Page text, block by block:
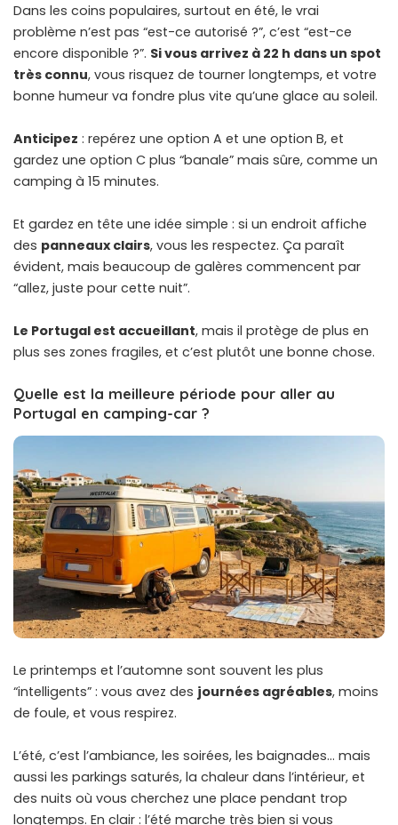
Dans les coins populaires, surtout en été, le vrai
problème n’est pas “est-ce autorisé ?”, c’est “est-ce
encore disponible ?”. Si vous arrivez à 22 h dans un spot
très connu, vous risquez de tourner longtemps, et votre
bonne humeur va fondre plus vite qu’une glace au soleil.
Anticipez : repérez une option A et une option B, et
gardez une option C plus “banale” mais sûre, comme un
camping à 15 minutes.
Et gardez en tête une idée simple : si un endroit affiche
des panneaux clairs, vous les respectez. Ça paraît
évident, mais beaucoup de galères commencent par
“allez, juste pour cette nuit”.
Le Portugal est accueillant, mais il protège de plus en
plus ses zones fragiles, et c’est plutôt une bonne chose.
Quelle est la meilleure période pour aller au
Portugal en camping-car ?
Le printemps et l’automne sont souvent les plus
“intelligents” : vous avez des journées agréables, moins
de foule, et vous respirez.
L’été, c’est l’ambiance, les soirées, les baignades… mais
aussi les parkings saturés, la chaleur dans l’intérieur, et
des nuits où vous cherchez une place pendant trop
longtemps. En clair : l’été marche très bien si vous